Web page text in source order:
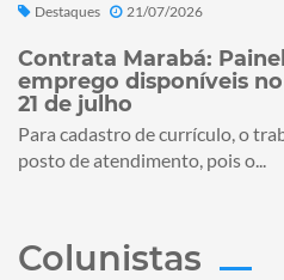
Destaques 21/07/2026
Contrata Marabá:
emprego disponíveis
21 de julho
Para cadastro de currículo, o
posto de atendimento, pois o...
Colunistas